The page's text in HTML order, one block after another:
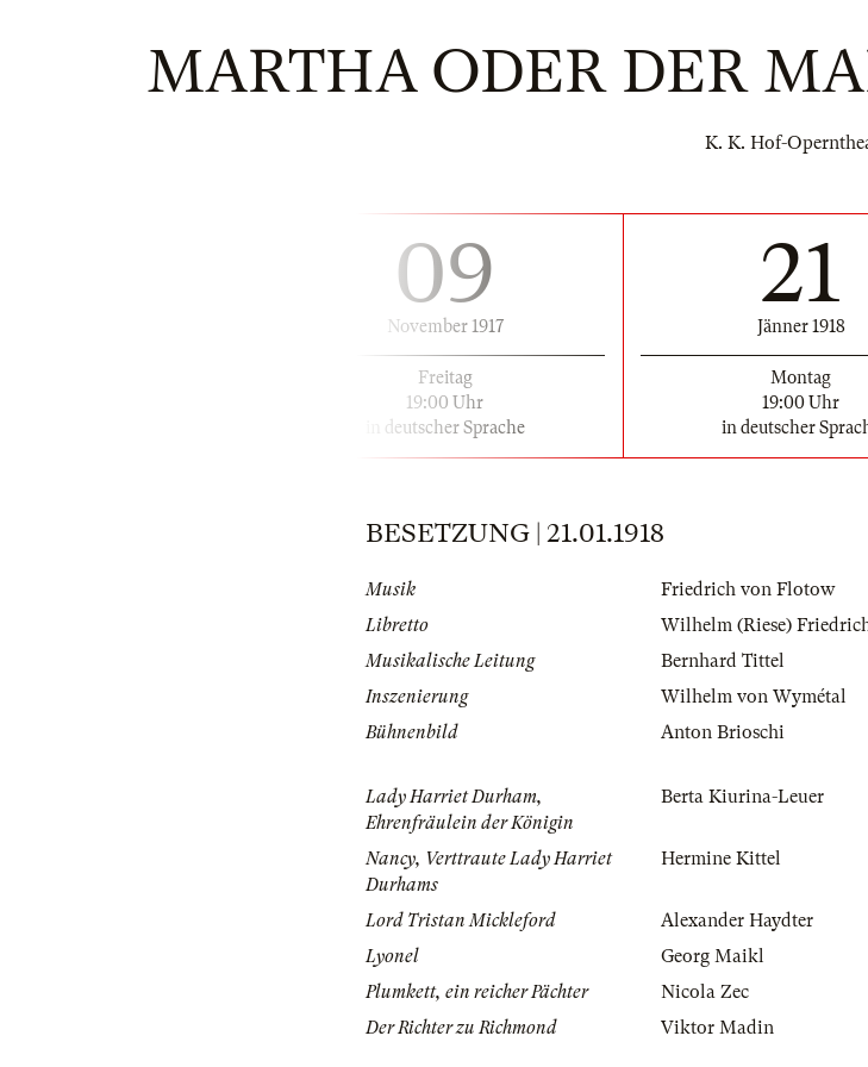
MARTHA ODER DER
K. K. Hof-
09
November 1917
Freitag
19:00 Uhr
in deutscher Sprache
21
Jänner 1918
Montag
19:00 Uhr
in deutscher
BESETZUNG | 21.01.1918
Musik
Friedrich von Flotow
Libretto
Wilhelm (Riese)
Musikalische Leitung
Bernhard Tittel
Inszenierung
Wilhelm von Wymétal
Bühnenbild
Anton Brioschi
Lady Harriet Durham,
Ehrenfräulein der Königin
Berta Kiurina-Leuer
Nancy, Verttraute Lady Harriet
Durhams
Hermine Kittel
Lord Tristan Mickleford
Alexander Haydter
Lyonel
Georg Maikl
Plumkett, ein reicher Pächter
Nicola Zec
Der Richter zu Richmond
Viktor Madin